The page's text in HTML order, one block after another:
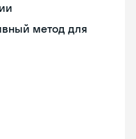
метод для